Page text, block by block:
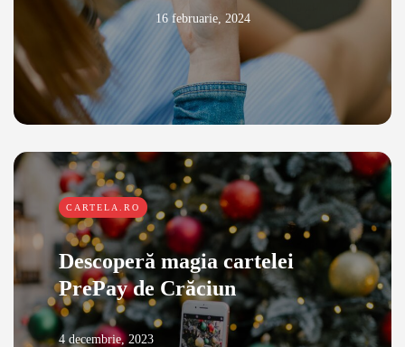
16 februarie, 2024
CARTELA.RO
Descoperă magia cartelei
PrePay de Crăciun
4 decembrie, 2023